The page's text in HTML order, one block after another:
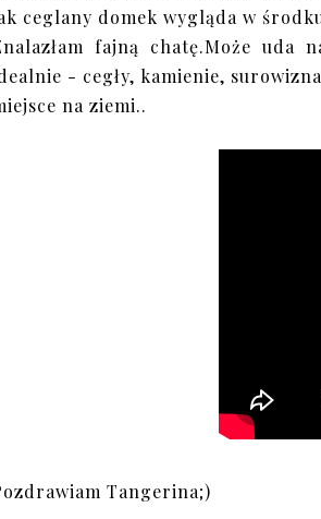
ceglany domek wygląda w
fajną chatę.Może uda
- cegły, kamienie,
na ziemi..
Tangerina;)